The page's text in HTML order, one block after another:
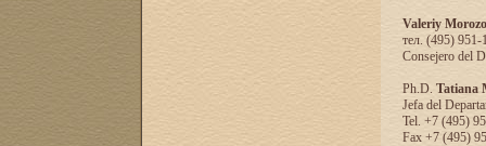
Valeriy
тел. (495) 951-
Consejero del
Ph.D. Tatiana
Jefa del
Tel. +7 (495)
Fax +7 (495)